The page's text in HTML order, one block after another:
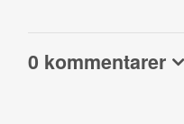
0 kommentarer